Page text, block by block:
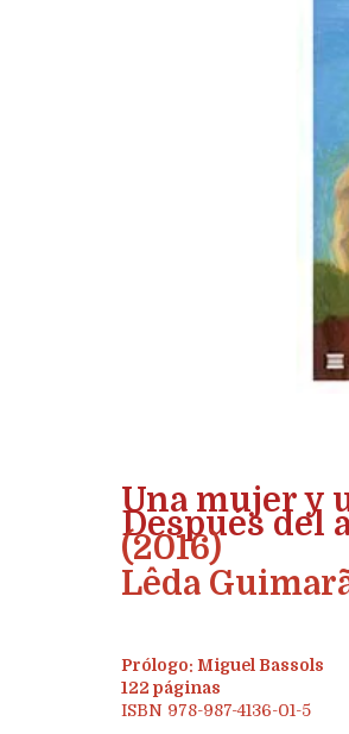
Una mujer y
Después del
(2016)
Lêda
Prólogo: Miguel Bassols
122 páginas
ISBN 978-987-4136-01-5